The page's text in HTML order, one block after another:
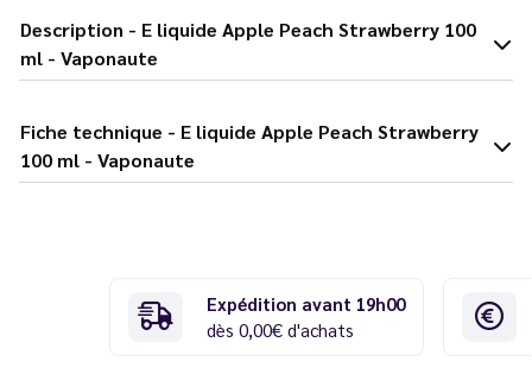
Description - E liquide Apple Peach Strawberry 100
ml - Vaponaute
Fiche technique - E liquide Apple Peach Strawberry
100 ml - Vaponaute
Expédition avant 19h00
dès 0,00€ d'achats